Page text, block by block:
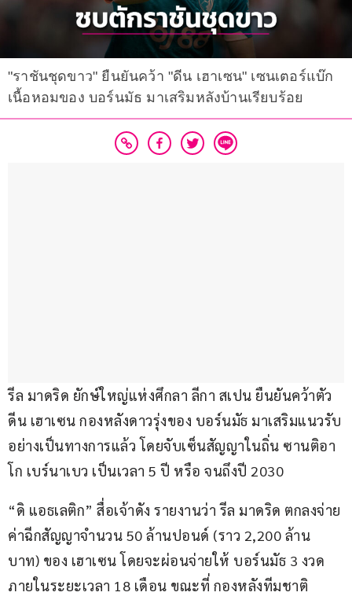
"ราชันชุดขาว" ยืนยันคว้า "ดีน เฮาเซน" เซนเตอร์แบ๊ก
เนื้อหอมของ บอร์นมัธ มาเสริมหลังบ้านเรียบร้อย
รีล มาดริด ยักษ์ใหญ่แห่งศึกลา ลีกา สเปน ยืนยันคว้าตัว
ดีน เฮาเซน กองหลังดาวรุ่งของ บอร์นมัธ มาเสริมแนวรับ
อย่างเป็นทางการแล้ว โดยจับเซ็นสัญญาในถิ่น ซานติอา
โก เบร์นาเบว เป็นเวลา 5 ปี หรือ จนถึงปี 2030
“ดิ แอธเลติก” สื่อเจ้าดัง รายงานว่า รีล มาดริด ตกลงจ่าย
ค่าฉีกสัญญาจำนวน 50 ล้านปอนด์ (ราว 2,200 ล้าน
บาท) ของ เฮาเซน โดยจะผ่อนจ่ายให้ บอร์นมัธ 3 งวด
ภายในระยะเวลา 18 เดือน ขณะที่ กองหลังทีมชาติ